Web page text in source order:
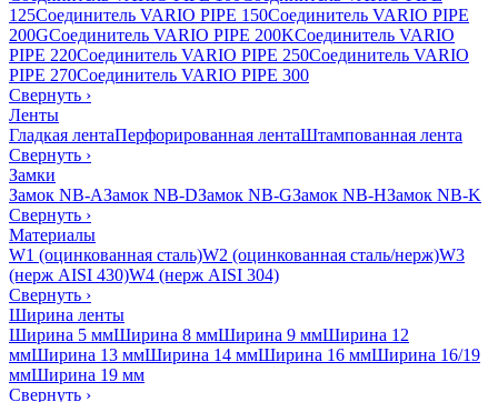
125Соединитель VARIO PIPE 150Соединитель VARIO PIPE
200GСоединитель VARIO PIPE 200KСоединитель VARIO
PIPE 220Соединитель VARIO PIPE 250Соединитель VARIO
PIPE 270Соединитель VARIO PIPE 300
Свернуть ›
Ленты
Гладкая лентаПерфорированная лентаШтампованная лента
Свернуть ›
Замки
Замок NB-AЗамок NB-DЗамок NB-GЗамок NB-HЗамок NB-K
Свернуть ›
Материалы
W1 (оцинкованная сталь)W2 (оцинкованная сталь/нерж)W3
(нерж AISI 430)W4 (нерж AISI 304)
Свернуть ›
Ширина ленты
Ширина 5 ммШирина 8 ммШирина 9 ммШирина 12
ммШирина 13 ммШирина 14 ммШирина 16 ммШирина 16/19
ммШирина 19 мм
Свернуть ›